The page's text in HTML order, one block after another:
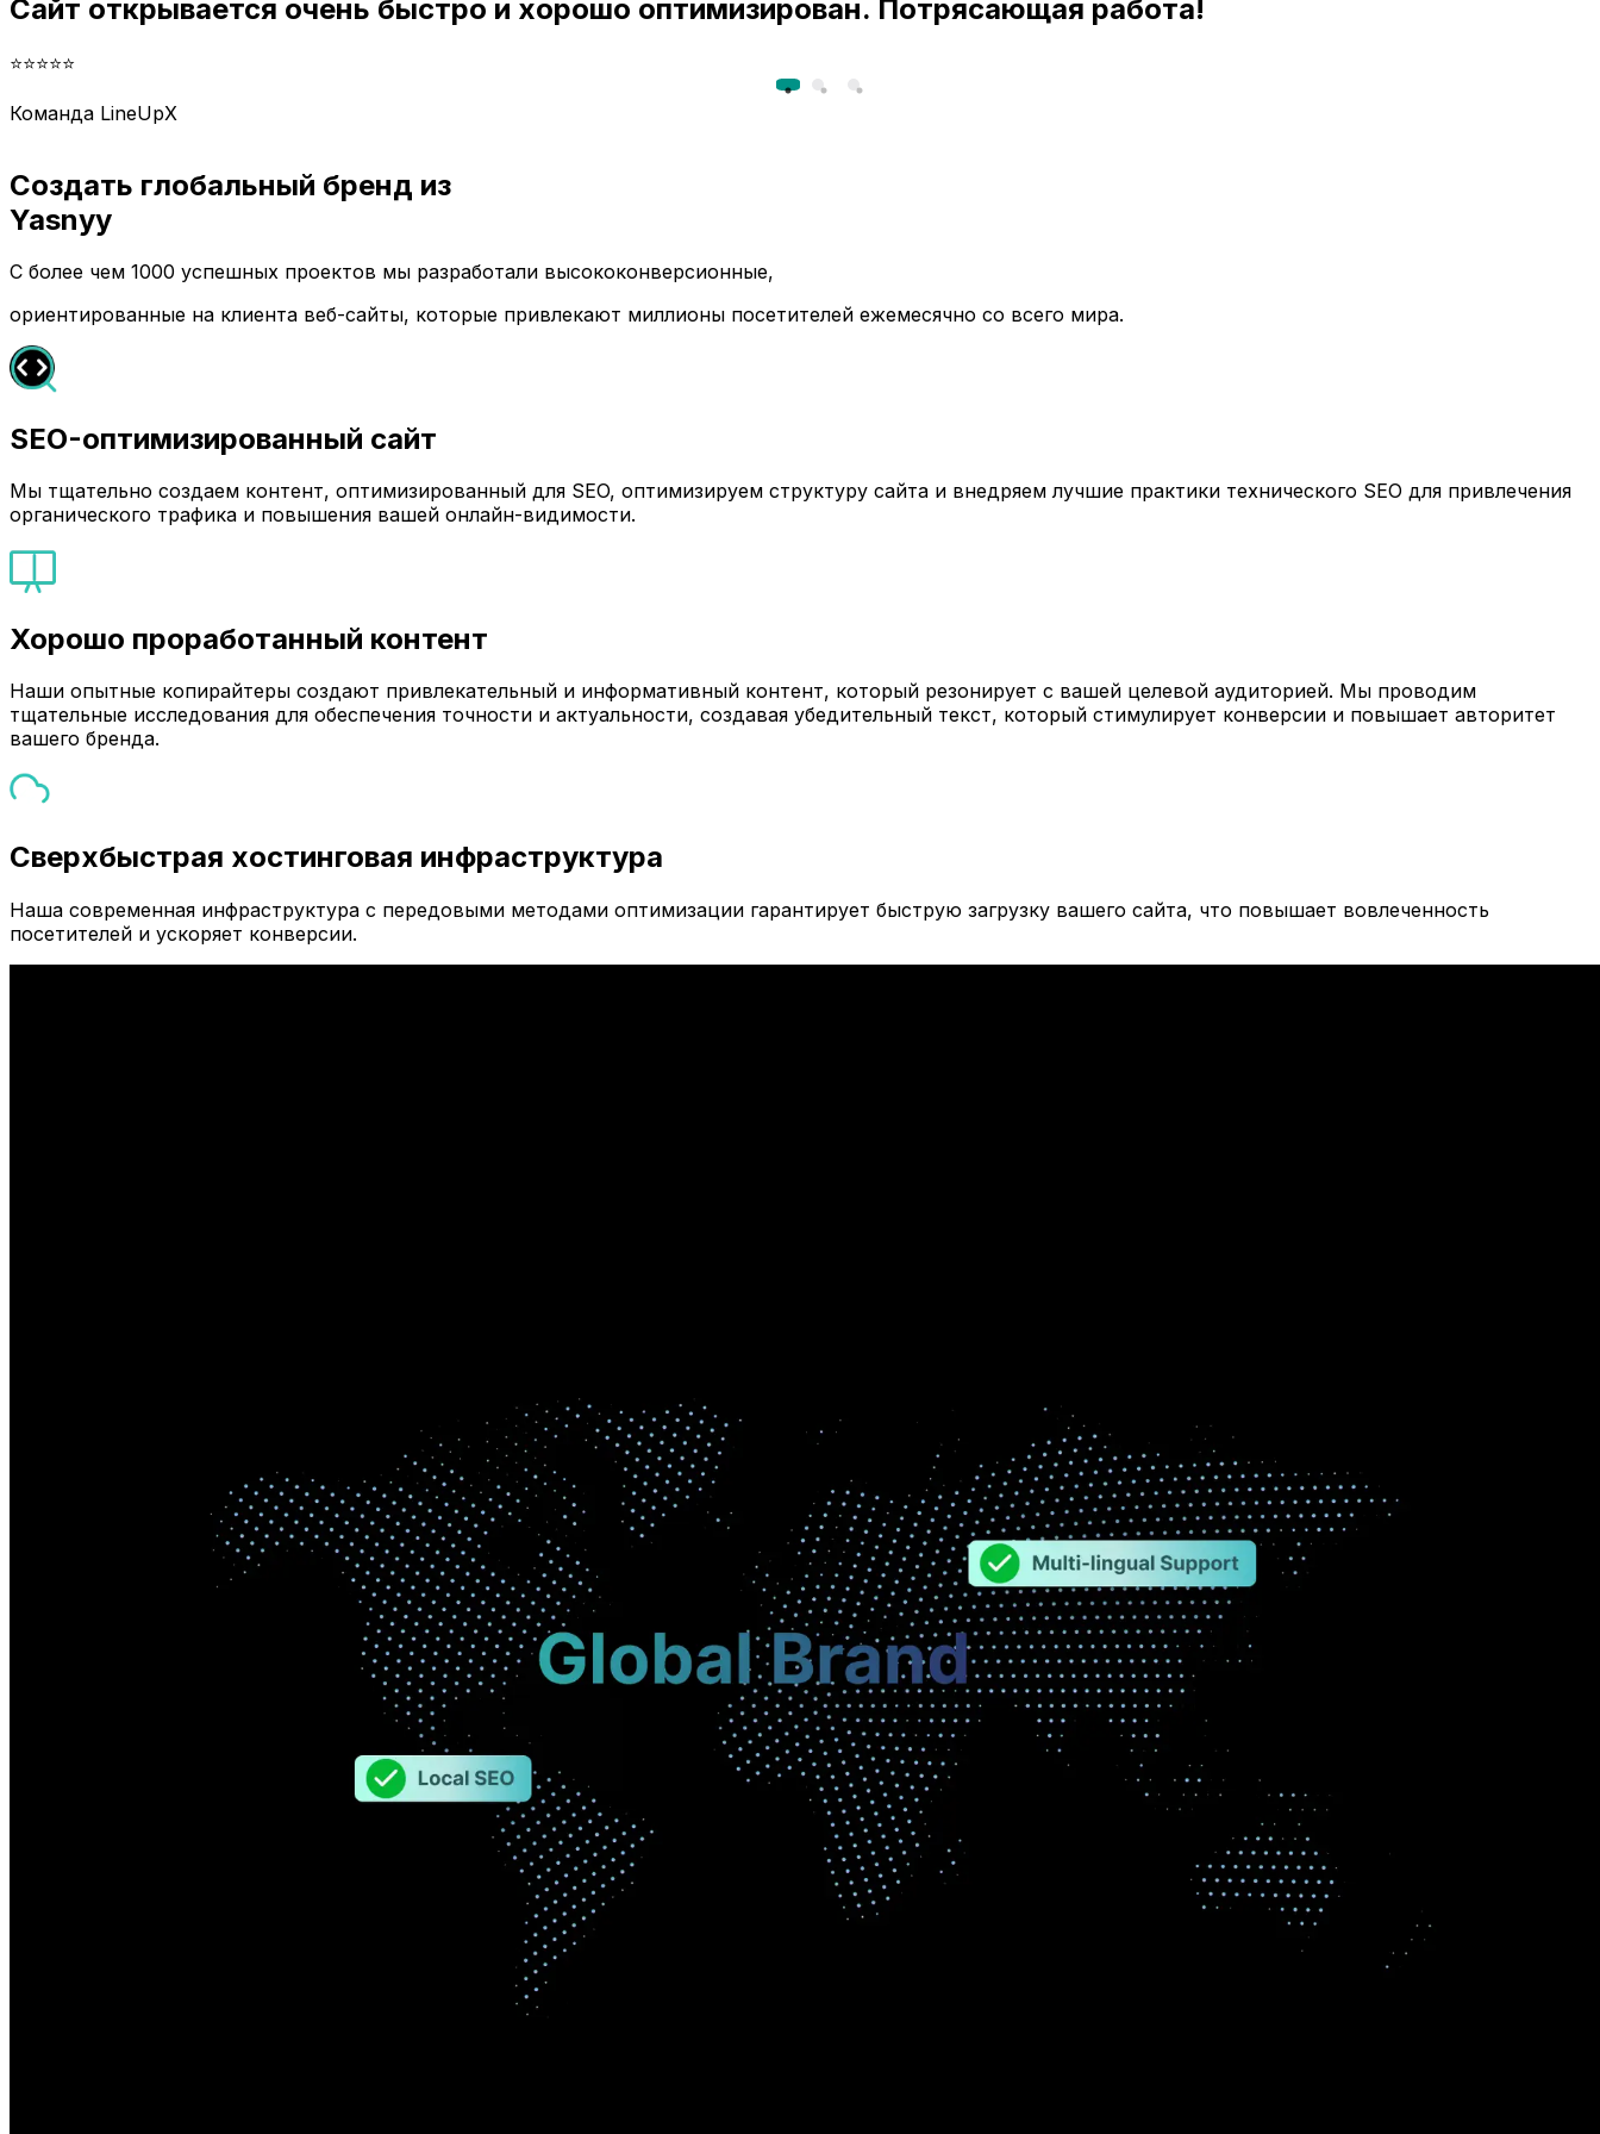
Сайт открывается очень быстро и хорошо оптимизирован. Потрясающая работа!
⭐⭐⭐⭐⭐
Команда LineUpX
Создать глобальный бренд из
Yasnyy
С более чем 1000 успешных проектов мы разработали высококонверсионные,
ориентированные на клиента веб-сайты, которые привлекают миллионы посетителей ежемесячно со всего мира.
SEO-оптимизированный сайт
Мы тщательно создаем контент, оптимизированный для SEO, оптимизируем структуру сайта и внедряем лучшие практики технического SEO для привлечения
органического трафика и повышения вашей онлайн-видимости.
Хорошо проработанный контент
Наши опытные копирайтеры создают привлекательный и информативный контент, который резонирует с вашей целевой аудиторией. Мы проводим
тщательные исследования для обеспечения точности и актуальности, создавая убедительный текст, который стимулирует конверсии и повышает авторитет
вашего бренда.
Сверхбыстрая хостинговая инфраструктура
Наша современная инфраструктура с передовыми методами оптимизации гарантирует быструю загрузку вашего сайта, что повышает вовлеченность
посетителей и ускоряет конверсии.